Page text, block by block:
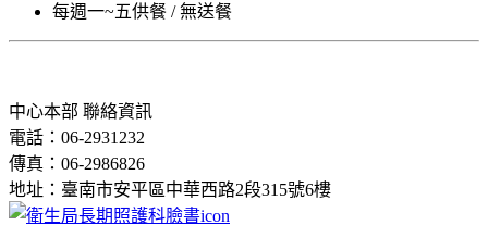
每週一~五供餐 / 無送餐
中心本部 聯絡資訊
電話：06-2931232
傳真：06-2986826
地址：臺南市安平區中華西路2段315號6樓